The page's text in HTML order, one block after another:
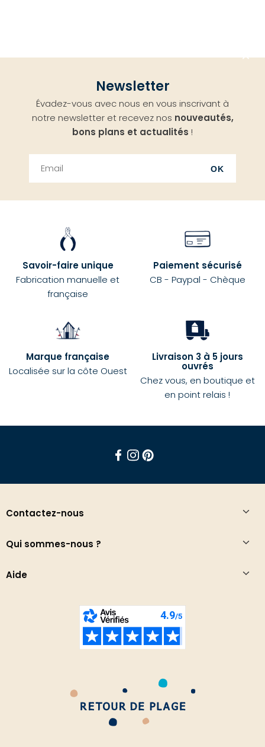
Newsletter
Évadez-vous avec nous en vous inscrivant à
notre newsletter et recevez nos nouveautés,
bons plans et actualités !
OK
Savoir-faire unique
Fabrication manuelle et
française
Paiement sécurisé
CB - Paypal - Chèque
Marque française
Localisée sur la côte Ouest
Livraison 3 à 5 jours
ouvrés
Chez vous, en boutique et
en point relais !
Contactez-nous
Qui sommes-nous ?
Aide